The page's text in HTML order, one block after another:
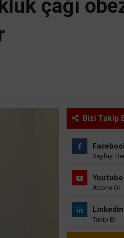
çağı
Bizi Takip
Sayfayı
Youtube
Abone Ol
Linkedin
Takip Et